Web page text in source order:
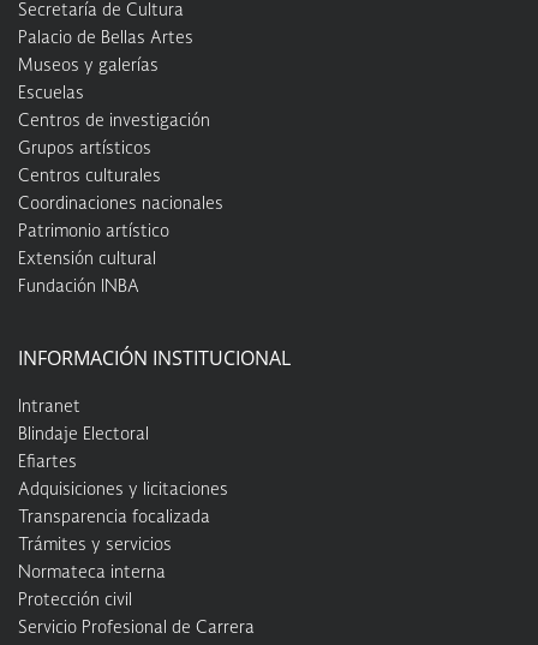
Secretaría de Cultura
Palacio de Bellas Artes
Museos y galerías
Escuelas
Centros de investigación
Grupos artísticos
Centros culturales
Coordinaciones nacionales
Patrimonio artístico
Extensión cultural
Fundación INBA
INFORMACIÓN INSTITUCIONAL
Intranet
Blindaje Electoral
Efiartes
Adquisiciones y licitaciones
Transparencia focalizada
Trámites y servicios
Normateca interna
Protección civil
Servicio Profesional de Carrera